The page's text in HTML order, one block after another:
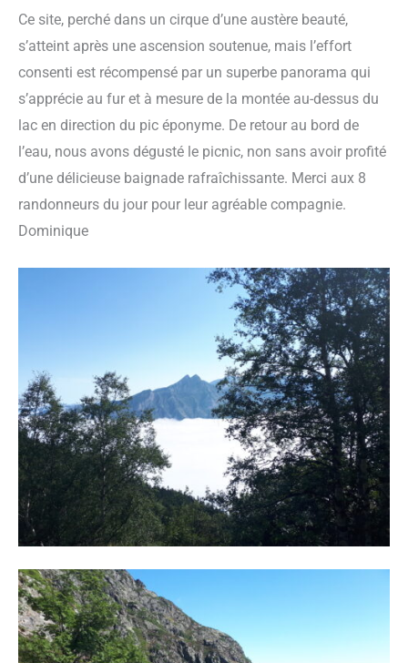
Ce site, perché dans un cirque d’une austère beauté,
s’atteint après une ascension soutenue, mais l’effort
consenti est récompensé par un superbe panorama qui
s’apprécie au fur et à mesure de la montée au-dessus du
lac en direction du pic éponyme. De retour au bord de
l’eau, nous avons dégusté le picnic, non sans avoir profité
d’une délicieuse baignade rafraîchissante. Merci aux 8
randonneurs du jour pour leur agréable compagnie.
Dominique